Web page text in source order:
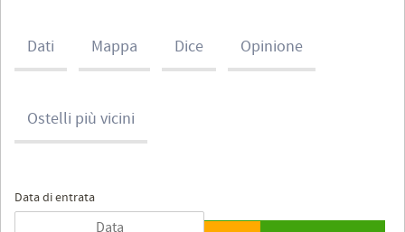
Dati Mappa Dice Opinione
Ostelli più vicini
Data di entrata